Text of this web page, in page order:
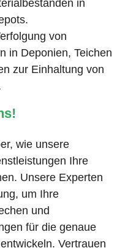
in
von
in Deponien, Teichen
zur Einhaltung von
wie unsere
Ihre
Unsere Experten
um Ihre
und
für die genaue
Vertrauen